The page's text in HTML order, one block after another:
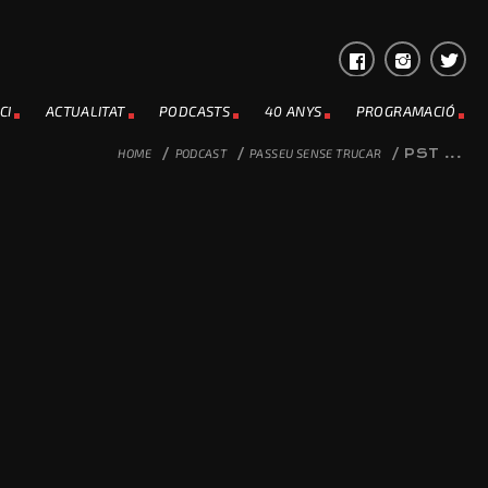
ACTUALITAT PODCASTS 40 ANYS PROGRAMACIÓ
HOME / PODCAST / PASSEU SENSE TRUCAR / PST ...